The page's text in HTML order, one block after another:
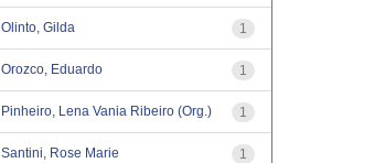
1
Olinto, Gilda
1
Orozco, Eduardo
1
Pinheiro, Lena Vania Ribeiro (Org.)
1
Santini, Rose Marie